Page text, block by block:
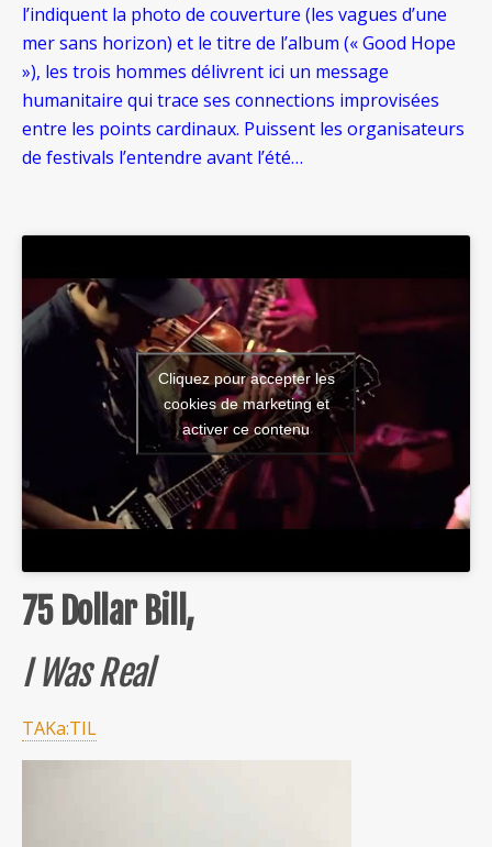
l’indiquent la photo de couverture (les vagues d’une
mer sans horizon) et le titre de l’album (« Good Hope
»), les trois hommes délivrent ici un message
humanitaire qui trace ses connections improvisées
entre les points cardinaux. Puissent les organisateurs
de festivals l’entendre avant l’été…
Cliquez pour accepter les
cookies de marketing et
activer ce contenu
75 Dollar Bill,
I Was Real
TAKa:TIL